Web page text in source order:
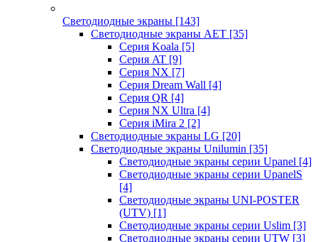
Светодиодные экраны [143]
Светодиодные экраны AET [35]
Cерия Koala [5]
Серия AT [9]
Серия NX [7]
Серия Dream Wall [4]
Серия QR [4]
Серия NX Ultra [4]
Серия iMira 2 [2]
Светодиодные экраны LG [20]
Светодиодные экраны Unilumin [35]
Светодиодные экраны серии Upanel [4]
Светодиодные экраны серии UpanelS
[4]
Светодиодные экраны UNI-POSTER
(UTV) [1]
Светодиодные экраны серии Uslim [3]
Светодиодные экраны серии UTW [3]